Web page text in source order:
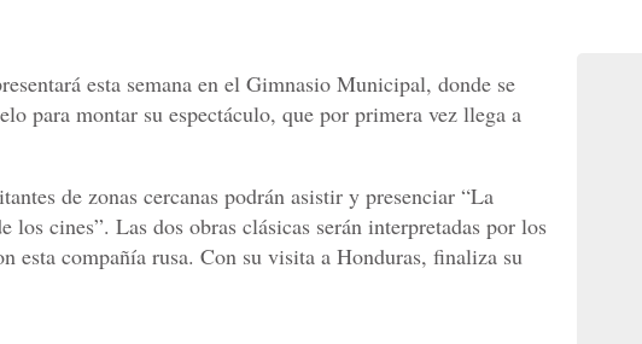
esta semana en el Gimnasio Municipal, donde se
para montar su espectáculo, que por primera vez llega a
de zonas cercanas podrán asistir y presenciar “La
los cines”. Las dos obras clásicas serán interpretadas por los
esta compañía rusa. Con su visita a Honduras, finaliza su